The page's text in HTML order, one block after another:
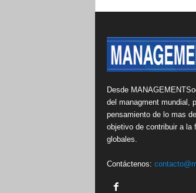
Desde
del managment mundial,
pensamiento de lo mas
objetivo de contribuir a la
globales.
Contáctenos: